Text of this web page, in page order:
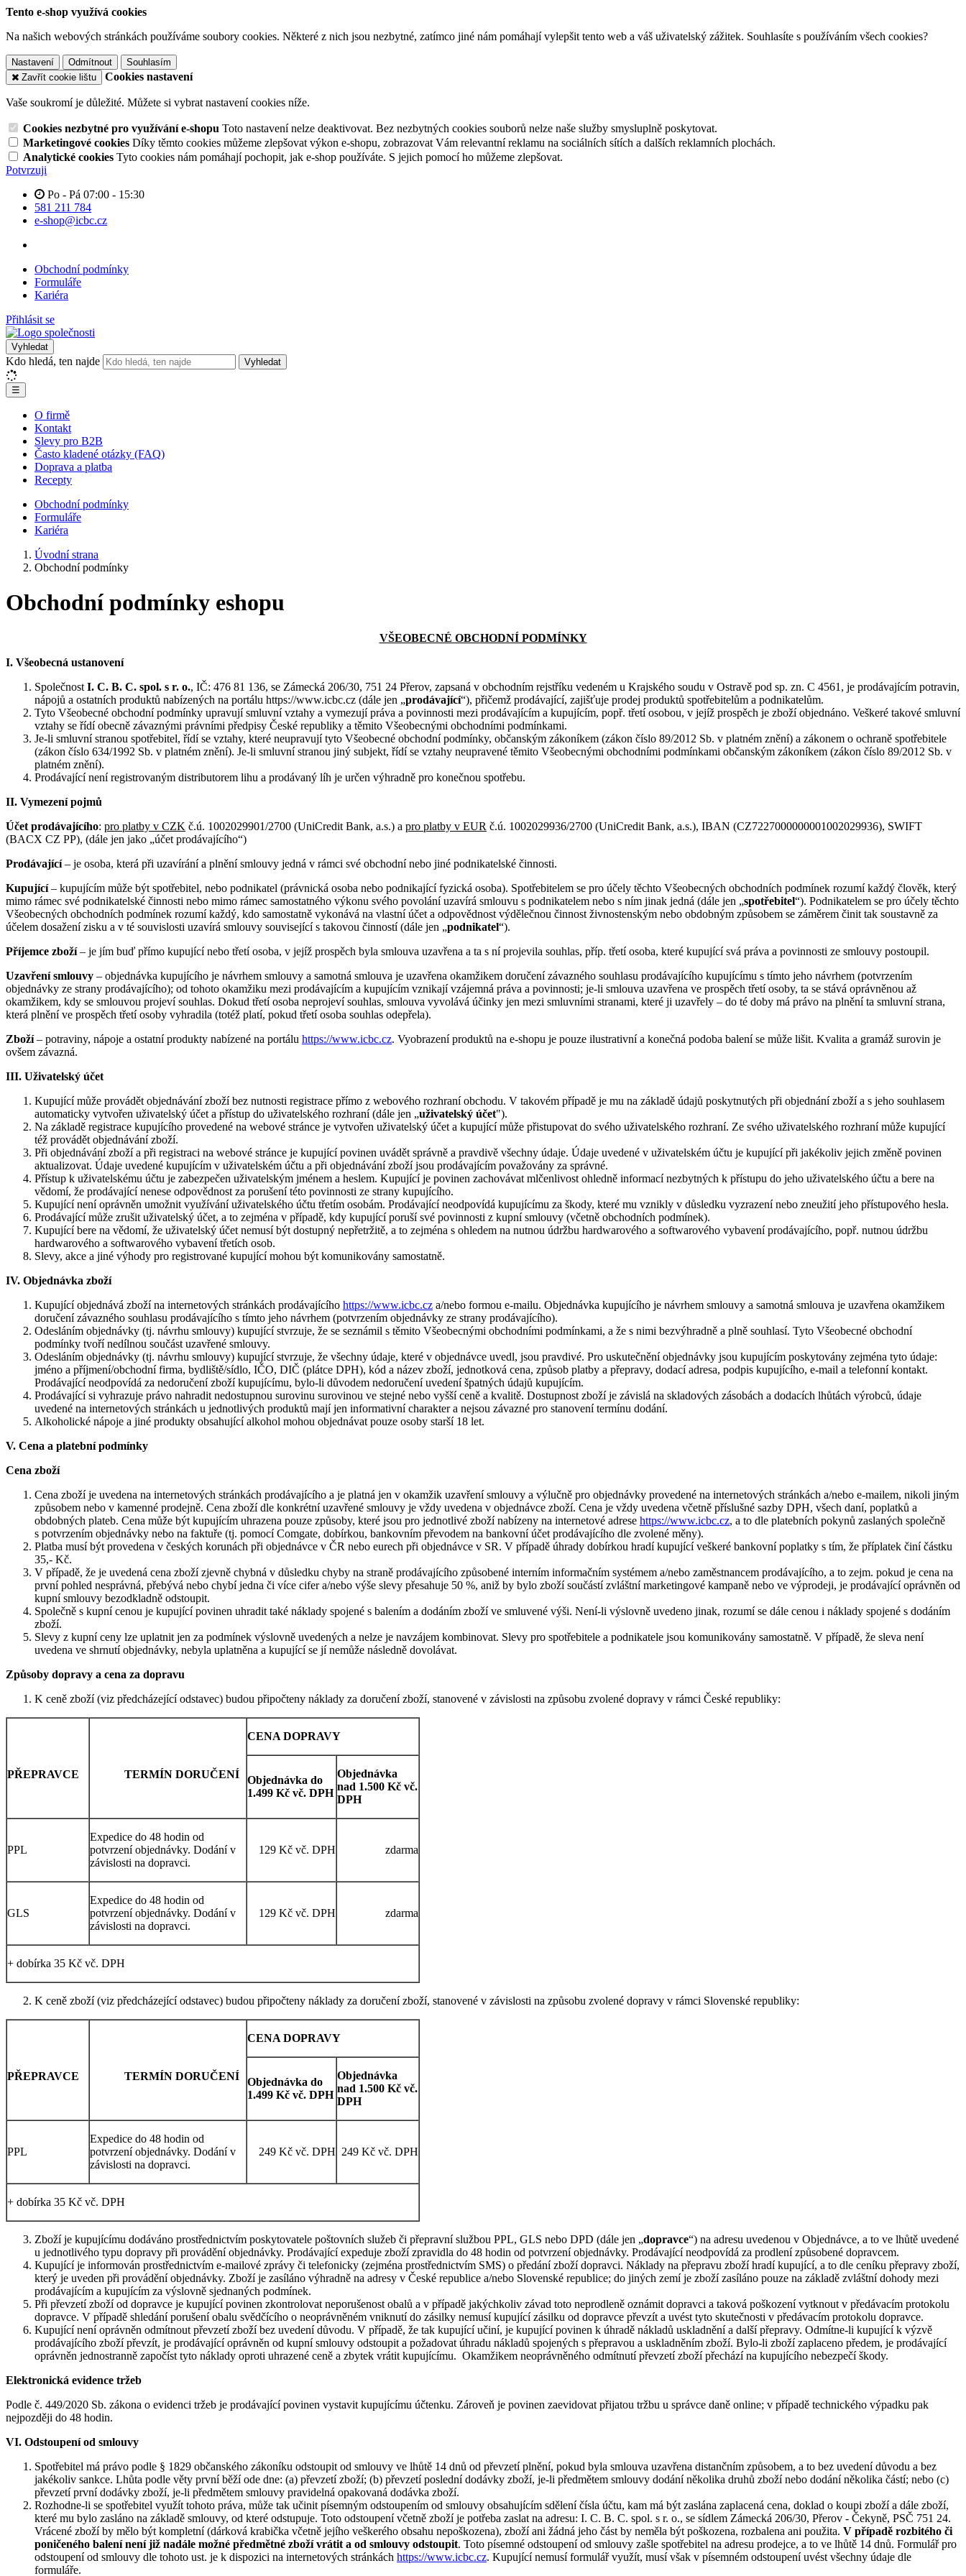
Tento e-shop využívá cookies
Na našich webových stránkách používáme soubory cookies. Některé z nich jsou nezbytné, zatímco jiné nám pomáhají vylepšit tento web a váš uživatelský zážitek. Souhlasíte s používáním všech cookies?
Nastavení Odmítnout
Souhlasím
Zavřít cookie lištu
Cookies nastavení
Vaše soukromí je důležité. Můžete si vybrat nastavení cookies níže.
Cookies nezbytné pro využívání e-shopu Toto nastavení nelze deaktivovat. Bez nezbytných cookies souborů nelze naše služby smysluplně poskytovat.
Marketingové cookies Díky těmto cookies můžeme zlepšovat výkon e-shopu, zobrazovat Vám relevantní reklamu na sociálních sítích a dalších reklamních plochách.
Analytické cookies Tyto cookies nám pomáhají pochopit, jak e-shop používáte. S jejich pomocí ho můžeme zlepšovat.
Potvrzuji
Po - Pá 07:00 - 15:30
581 211 784
e-shop@icbc.cz
Obchodní podmínky
Formuláře
Kariéra
Přihlásit se
Vyhledat
Kdo hledá, ten najde Vyhledat
☰
O firmě
Kontakt
Slevy pro B2B
Často kladené otázky (FAQ)
Doprava a platba
Recepty
Obchodní podmínky
Formuláře
Kariéra
Úvodní strana
Obchodní podmínky
Obchodní podmínky eshopu
VŠEOBECNÉ OBCHODNÍ PODMÍNKY
I. Všeobecná ustanovení
Společnost I. C. B. C. spol. s r. o., IČ: 476 81 136, se Zámecká 206/30, 751 24 Přerov, zapsaná v obchodním rejstříku vedeném u Krajského soudu v Ostravě pod sp. zn. C 4561, je prodávajícím potravin,
nápojů a ostatních produktů nabízených na portálu https://www.icbc.cz (dále jen „prodávající“), přičemž prodávající, zajišťuje prodej produktů spotřebitelům a podnikatelům.
Tyto Všeobecné obchodní podmínky upravují smluvní vztahy a vymezují práva a povinnosti mezi prodávajícím a kupujícím, popř. třetí osobou, v jejíž prospěch je zboží objednáno. Veškeré takové smluvní
vztahy se řídí obecně závaznými právními předpisy České republiky a těmito Všeobecnými obchodními podmínkami.
Je-li smluvní stranou spotřebitel, řídí se vztahy, které neupravují tyto Všeobecné obchodní podmínky, občanským zákoníkem (zákon číslo 89/2012 Sb. v platném znění) a zákonem o ochraně spotřebitele
(zákon číslo 634/1992 Sb. v platném znění). Je-li smluvní stranou jiný subjekt, řídí se vztahy neupravené těmito Všeobecnými obchodními podmínkami občanským zákoníkem (zákon číslo 89/2012 Sb. v
platném znění).
Prodávající není registrovaným distributorem lihu a prodávaný líh je určen výhradně pro konečnou spotřebu.
II. Vymezení pojmů
Účet prodávajícího: pro platby v CZK č.ú. 1002029901/2700 (UniCredit Bank, a.s.) a pro platby v EUR č.ú. 1002029936/2700 (UniCredit Bank, a.s.), IBAN (CZ7227000000001002029936), SWIFT
(BACX CZ PP), (dále jen jako „účet prodávajícího“)
Prodávající– je osoba, která při uzavírání a plnění smlouvy jedná v rámci své obchodní nebo jiné podnikatelské činnosti.
Kupující– kupujícím může být spotřebitel, nebo podnikatel (právnická osoba nebo podnikající fyzická osoba). Spotřebitelem se pro účely těchto Všeobecných obchodních podmínek rozumí každý člověk, který
mimo rámec své podnikatelské činnosti nebo mimo rámec samostatného výkonu svého povolání uzavírá smlouvu s podnikatelem nebo s ním jinak jedná (dále jen „spotřebitel“). Podnikatelem se pro účely těchto
Všeobecných obchodních podmínek rozumí každý, kdo samostatně vykonává na vlastní účet a odpovědnost výdělečnou činnost živnostenským nebo obdobným způsobem se záměrem činit tak soustavně za
účelem dosažení zisku a v té souvislosti uzavírá smlouvy související s takovou činností (dále jen „podnikatel“).
Příjemce zboží– je jím buď přímo kupující nebo třetí osoba, v jejíž prospěch byla smlouva uzavřena a ta s ní projevila souhlas, příp. třetí osoba, které kupující svá práva a povinnosti ze smlouvy postoupil.
Uzavření smlouvy – objednávka kupujícího je návrhem smlouvy a samotná smlouva je uzavřena okamžikem doručení závazného souhlasu prodávajícího kupujícímu s tímto jeho návrhem (potvrzením
objednávky ze strany prodávajícího); od tohoto okamžiku mezi prodávajícím a kupujícím vznikají vzájemná práva a povinnosti; je-li smlouva uzavřena ve prospěch třetí osoby, ta se stává oprávněnou až
okamžikem, kdy se smlouvou projeví souhlas. Dokud třetí osoba neprojeví souhlas, smlouva vyvolává účinky jen mezi smluvními stranami, které ji uzavřely – do té doby má právo na plnění ta smluvní strana,
která plnění ve prospěch třetí osoby vyhradila (totéž platí, pokud třetí osoba souhlas odepřela).
Zboží– potraviny, nápoje a ostatní produkty nabízené na portálu https://www.icbc.cz. Vyobrazení produktů na e-shopu je pouze ilustrativní a konečná podoba balení se může lišit. Kvalita a gramáž surovin je
ovšem závazná.
III. Uživatelský účet
Kupující může provádět objednávání zboží bez nutnosti registrace přímo z webového rozhraní obchodu. V takovém případě je mu na základě údajů poskytnutých při objednání zboží a s jeho souhlasem
automaticky vytvořen uživatelský účet a přístup do uživatelského rozhraní (dále jen „uživatelský účet").
Na základě registrace kupujícího provedené na webové stránce je vytvořen uživatelský účet a kupující může přistupovat do svého uživatelského rozhraní. Ze svého uživatelského rozhraní může kupující
též provádět objednávání zboží.
Při objednávání zboží a při registraci na webové stránce je kupující povinen uvádět správně a pravdivě všechny údaje. Údaje uvedené v uživatelském účtu je kupující při jakékoliv jejich změně povinen
aktualizovat. Údaje uvedené kupujícím v uživatelském účtu a při objednávání zboží jsou prodávajícím považovány za správné.
Přístup k uživatelskému účtu je zabezpečen uživatelským jménem a heslem. Kupující je povinen zachovávat mlčenlivost ohledně informací nezbytných k přístupu do jeho uživatelského účtu a bere na
vědomí, že prodávající nenese odpovědnost za porušení této povinnosti ze strany kupujícího.
Kupující není oprávněn umožnit využívání uživatelského účtu třetím osobám. Prodávající neodpovídá kupujícímu za škody, které mu vznikly v důsledku vyzrazení nebo zneužití jeho přístupového hesla.
Prodávající může zrušit uživatelský účet, a to zejména v případě, kdy kupující poruší své povinnosti z kupní smlouvy (včetně obchodních podmínek).
Kupující bere na vědomí, že uživatelský účet nemusí být dostupný nepřetržitě, a to zejména s ohledem na nutnou údržbu hardwarového a softwarového vybavení prodávajícího, popř. nutnou údržbu
hardwarového a softwarového vybavení třetích osob.
Slevy, akce a jiné výhody pro registrované kupující mohou být komunikovány samostatně.
IV. Objednávka zboží
Kupující objednává zboží na internetových stránkách prodávajícího https://www.icbc.cz a/nebo formou e-mailu. Objednávka kupujícího je návrhem smlouvy a samotná smlouva je uzavřena okamžikem
doručení závazného souhlasu prodávajícího s tímto jeho návrhem (potvrzením objednávky ze strany prodávajícího).
Odesláním objednávky (tj. návrhu smlouvy) kupující stvrzuje, že se seznámil s těmito Všeobecnými obchodními podmínkami, a že s nimi bezvýhradně a plně souhlasí. Tyto Všeobecné obchodní
podmínky tvoří nedílnou součást uzavřené smlouvy.
Odesláním objednávky (tj. návrhu smlouvy) kupující stvrzuje, že všechny údaje, které v objednávce uvedl, jsou pravdivé. Pro uskutečnění objednávky jsou kupujícím poskytovány zejména tyto údaje:
jméno a příjmení/obchodní firma, bydliště/sídlo, IČO, DIČ (plátce DPH), kód a název zboží, jednotková cena, způsob platby a přepravy, dodací adresa, podpis kupujícího, e-mail a telefonní kontakt.
Prodávající neodpovídá za nedoručení zboží kupujícímu, bylo-li důvodem nedoručení uvedení špatných údajů kupujícím.
Prodávající si vyhrazuje právo nahradit nedostupnou surovinu surovinou ve stejné nebo vyšší ceně a kvalitě. Dostupnost zboží je závislá na skladových zásobách a dodacích lhůtách výrobců, údaje
uvedené na internetových stránkách u jednotlivých produktů mají jen informativní charakter a nejsou závazné pro stanovení termínu dodání.
Alkoholické nápoje a jiné produkty obsahující alkohol mohou objednávat pouze osoby starší 18 let.
V. Cena a platební podmínky
Cena zboží
Cena zboží je uvedena na internetových stránkách prodávajícího a je platná jen v okamžik uzavření smlouvy a výlučně pro objednávky provedené na internetových stránkách a/nebo e-mailem, nikoli jiným
způsobem nebo v kamenné prodejně. Cena zboží dle konkrétní uzavřené smlouvy je vždy uvedena v objednávce zboží. Cena je vždy uvedena včetně příslušné sazby DPH, všech daní, poplatků a
obdobných plateb. Cena může být kupujícím uhrazena pouze způsoby, které jsou pro jednotlivé zboží nabízeny na internetové adrese https://www.icbc.cz, a to dle platebních pokynů zaslaných společně
s potvrzením objednávky nebo na faktuře (tj. pomocí Comgate, dobírkou, bankovním převodem na bankovní účet prodávajícího dle zvolené měny).
Platba musí být provedena v českých korunách při objednávce v ČR nebo eurech při objednávce v SR. V případě úhrady dobírkou hradí kupující veškeré bankovní poplatky s tím, že příplatek činí částku
35,- Kč.
V případě, že je uvedená cena zboží zjevně chybná v důsledku chyby na straně prodávajícího způsobené interním informačním systémem a/nebo zaměstnancem prodávajícího, a to zejm. pokud je cena na
první pohled nesprávná, přebývá nebo chybí jedna či více cifer a/nebo výše slevy přesahuje 50 %, aniž by bylo zboží součástí zvláštní marketingové kampaně nebo ve výprodeji, je prodávající oprávněn od
kupní smlouvy bezodkladně odstoupit.
Společně s kupní cenou je kupující povinen uhradit také náklady spojené s balením a dodáním zboží ve smluvené výši. Není-li výslovně uvedeno jinak, rozumí se dále cenou i náklady spojené s dodáním
zboží.
Slevy z kupní ceny lze uplatnit jen za podmínek výslovně uvedených a nelze je navzájem kombinovat. Slevy pro spotřebitele a podnikatele jsou komunikovány samostatně. V případě, že sleva není
uvedena ve shrnutí objednávky, nebyla uplatněna a kupující se jí nemůže následně dovolávat.
Způsoby dopravy a cena za dopravu
K ceně zboží (viz předcházející odstavec) budou připočteny náklady za doručení zboží, stanovené v závislosti na způsobu zvolené dopravy v rámci České republiky:
PŘEPRAVCE TERMÍN DORUČENÍ
CENA DOPRAVY
Objednávka do
1.499 Kč vč. DPH
Objednávka
nad 1.500 Kč vč.
DPH
PPL
Expedice do 48 hodin od
potvrzení objednávky. Dodání v
závislosti na dopravci.
129 Kč vč. DPH zdarma
GLS
Expedice do 48 hodin od
potvrzení objednávky. Dodání v
závislosti na dopravci.
129 Kč vč. DPH zdarma
+ dobírka 35 Kč vč. DPH
K ceně zboží (viz předcházející odstavec) budou připočteny náklady za doručení zboží, stanovené v závislosti na způsobu zvolené dopravy v rámci Slovenské republiky:
PŘEPRAVCE TERMÍN DORUČENÍ
CENA DOPRAVY
Objednávka do
1.499 Kč vč. DPH
Objednávka
nad 1.500 Kč vč.
DPH
PPL
Expedice do 48 hodin od
potvrzení objednávky. Dodání v
závislosti na dopravci.
249 Kč vč. DPH 249 Kč vč. DPH
+ dobírka 35 Kč vč. DPH
Zboží je kupujícímu dodáváno prostřednictvím poskytovatele poštovních služeb či přepravní službou PPL, GLS nebo DPD (dále jen „dopravce“) na adresu uvedenou v Objednávce, a to ve lhůtě uvedené
u jednotlivého typu dopravy při provádění objednávky. Prodávající expeduje zboží zpravidla do 48 hodin od potvrzení objednávky. Prodávající neodpovídá za prodlení způsobené dopravcem.
Kupující je informován prostřednictvím e-mailové zprávy či telefonicky (zejména prostřednictvím SMS) o předání zboží dopravci. Náklady na přepravu zboží hradí kupující, a to dle ceníku přepravy zboží,
který je uveden při provádění objednávky. Zboží je zasíláno výhradně na adresy v České republice a/nebo Slovenské republice; do jiných zemí je zboží zasíláno pouze na základě zvláštní dohody mezi
prodávajícím a kupujícím za výslovně sjednaných podmínek.
Při převzetí zboží od dopravce je kupující povinen zkontrolovat neporušenost obalů a v případě jakýchkoliv závad toto neprodleně oznámit dopravci a taková poškození vytknout v předávacím protokolu
dopravce. V případě shledání porušení obalu svědčícího o neoprávněném vniknutí do zásilky nemusí kupující zásilku od dopravce převzít a uvést tyto skutečnosti v předávacím protokolu dopravce.
Kupující není oprávněn odmítnout převzetí zboží bez uvedení důvodu. V případě, že tak kupující učiní, je kupující povinen k úhradě nákladů uskladnění a další přepravy. Odmítne-li kupující k výzvě
prodávajícího zboží převzít, je prodávající oprávněn od kupní smlouvy odstoupit a požadovat úhradu nákladů spojených s přepravou a uskladněním zboží. Bylo-li zboží zaplaceno předem, je prodávající
oprávněn jednostranně započíst tyto náklady oproti uhrazené ceně a zbytek vrátit kupujícímu. Okamžikem neoprávněného odmítnutí převzetí zboží přechází na kupujícího nebezpečí škody.
Elektronická evidence tržeb
Podle č. 449/2020 Sb. zákona o evidenci tržeb je prodávající povinen vystavit kupujícímu účtenku. Zároveň je povinen zaevidovat přijatou tržbu u správce daně online; v případě technického výpadku pak
nejpozději do 48 hodin.
VI. Odstoupení od smlouvy
Spotřebitel má právo podle § 1829 občanského zákoníku odstoupit od smlouvy ve lhůtě 14 dnů od převzetí plnění, pokud byla smlouva uzavřena distančním způsobem, a to bez uvedení důvodu a bez
jakékoliv sankce. Lhůta podle věty první běží ode dne: (a) převzetí zboží; (b) převzetí poslední dodávky zboží, je-li předmětem smlouvy dodání několika druhů zboží nebo dodání několika částí; nebo (c)
převzetí první dodávky zboží, je-li předmětem smlouvy pravidelná opakovaná dodávka zboží.
Rozhodne-li se spotřebitel využít tohoto práva, může tak učinit písemným odstoupením od smlouvy obsahujícím sdělení čísla účtu, kam má být zaslána zaplacená cena, doklad o koupi zboží a dále zboží,
které mu bylo zasláno na základě smlouvy, od které odstupuje. Toto odstoupení včetně zboží je potřeba zaslat na adresu: I. C. B. C. spol. s r. o., se sídlem Zámecká 206/30, Přerov - Čekyně, PSČ 751 24.
Vrácené zboží by mělo být kompletní (dárková krabička včetně jejího veškerého obsahu nepoškozena), zboží ani žádná jeho část by neměla být poškozena, rozbalena ani použita. V případě rozbitého či
poničeného balení není již nadále možné předmětné zboží vrátit a od smlouvy odstoupit. Toto písemné odstoupení od smlouvy zašle spotřebitel na adresu prodejce, a to ve lhůtě 14 dnů. Formulář pro
odstoupení od smlouvy dle tohoto ust. je k dispozici na internetových stránkách https://www.icbc.cz. Kupující nemusí formulář využít, musí však v písemném odstoupení uvést všechny údaje dle
formuláře.